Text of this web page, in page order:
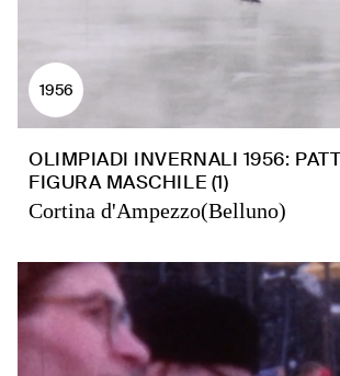
1956
OLIMPIADI INVERNALI 1956:
FIGURA MASCHILE (1)
Cortina d'Ampezzo(Belluno)